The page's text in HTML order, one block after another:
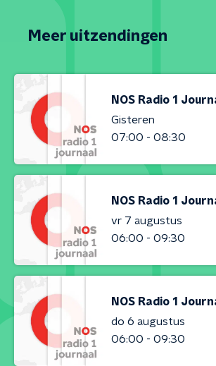
Meer uitzendingen
NOS Radio 1
Gisteren
07:00 - 08:30
NOS Radio 1
vr 7 augustus
06:00 - 09:30
NOS Radio 1
do 6 augustus
06:00 - 09:30